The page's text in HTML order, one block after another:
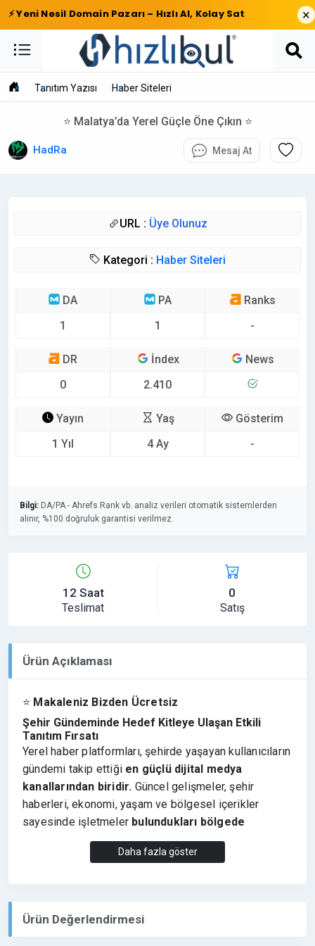
⚡ Yeni Nesil Domain Pazarı – Hızlı Al, Kolay Sat ×
Tanıtım Yazısı Haber Siteleri
⭐ Malatya’da Yerel Güçle Öne Çıkın ⭐
HadRa Mesaj At
URL : Üye Olunuz
Kategori : Haber Siteleri
DA
1
PA
1
Ranks
-
DR
0
İndex
2.410
News
Yayın
1 Yıl
Yaş
4 Ay
Gösterim
-
Bilgi: DA/PA - Ahrefs Rank vb. analiz verileri otomatik sistemlerden
alınır, %100 doğruluk garantisi verilmez.
12 Saat
Teslimat
0
Satış
Ürün Açıklaması
⭐ Makaleniz Bizden Ücretsiz
Şehir Gündeminde Hedef Kitleye Ulaşan Etkili
Tanıtım Fırsatı
Yerel haber platformları, şehirde yaşayan kullanıcıların
gündemi takip ettiği en güçlü dijital medya
kanallarından biridir. Güncel gelişmeler, şehir
haberleri, ekonomi, yaşam ve bölgesel içerikler
sayesinde işletmeler bulundukları bölgede
doğrudan hedef kitleye ulaşma avantajı elde
malatyayerelgundem.com.tr
Daha fazla göster
Ürün Değerlendirmesi